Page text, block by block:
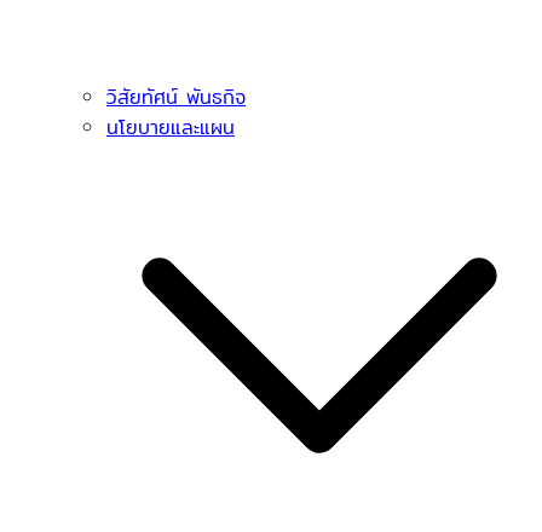
วิสัยทัศน์ พันธกิจ
นโยบายและแผน